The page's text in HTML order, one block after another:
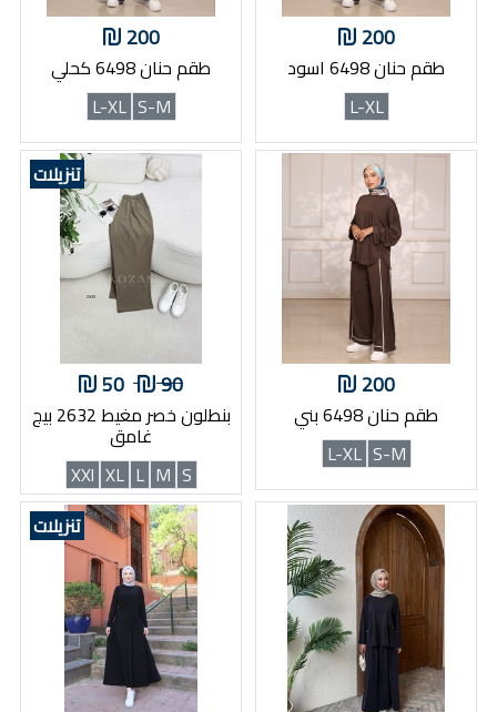
200
طقم حنان 6498 اسود
L-XL
200
طقم حنان 6498 كحلي
S-M
L-XL
200
طقم حنان 6498 بني
S-M
L-XL
تنزيلات
90
50
بنطلون خصر مغيط 2632 بيج
غامق
S
M
L
XL
XXl
تنزيلات